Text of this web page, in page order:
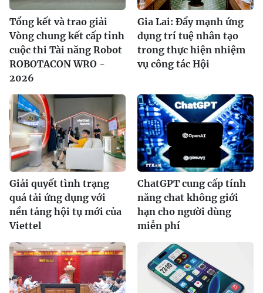
Tổng kết và trao giải
Vòng chung kết cấp tỉnh
cuộc thi Tài năng Robot
ROBOTACON WRO -
2026
Gia Lai: Đẩy mạnh ứng
dụng trí tuệ nhân tạo
trong thực hiện nhiệm
vụ công tác Hội
Giải quyết tình trạng
quá tải ứng dụng với
nền tảng hội tụ mới của
Viettel
ChatGPT cung cấp tính
năng chat không giới
hạn cho người dùng
miễn phí